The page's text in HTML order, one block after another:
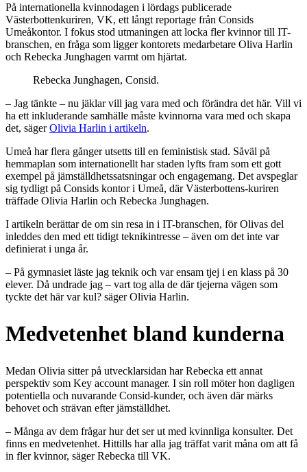
På internationella kvinnodagen i lördags publicerade
Västerbottenkuriren, VK, ett långt reportage från Consids
Umeåkontor. I fokus stod utmaningen att locka fler kvinnor till IT-
branschen, en fråga som ligger kontorets medarbetare Oliva Harlin
och Rebecka Junghagen varmt om hjärtat.
Rebecka Junghagen, Consid.
– Jag tänkte – nu jäklar vill jag vara med och förändra det här. Vill vi
ha ett inkluderande samhälle måste kvinnorna vara med och skapa
det, sägerOlivia Harlin i artikeln.
Umeå har flera gånger utsetts till en feministisk stad. Såväl på
hemmaplan som internationellt har staden lyfts fram som ett gott
exempel på jämställdhetssatsningar och engagemang. Det avspeglar
sig tydligt på Consids kontor i Umeå, där Västerbottens-kuriren
träffade Olivia Harlin och Rebecka Junghagen.
I artikeln berättar de om sin resa in i IT-branschen, för Olivas del
inleddes den med ett tidigt teknikintresse – även om det inte var
definierat i unga år.
– På gymnasiet läste jag teknik och var ensam tjej i en klass på 30
elever. Då undrade jag – vart tog alla de där tjejerna vägen som
tyckte det här var kul? säger Olivia Harlin.
Medvetenhet bland kunderna
Medan Olivia sitter på utvecklarsidan har Rebecka ett annat
perspektiv som Key account manager. I sin roll möter hon dagligen
potentiella och nuvarande Consid-kunder, och även där märks
behovet och strävan efter jämställdhet.
– Många av dem frågar hur det ser ut med kvinnliga konsulter. Det
finns en medvetenhet. Hittills har alla jag träffat varit måna om att få
in fler kvinnor, säger Rebecka till VK.